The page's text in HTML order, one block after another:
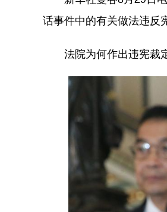
话事件中的有关做法违反
法院为何作出违宪裁定